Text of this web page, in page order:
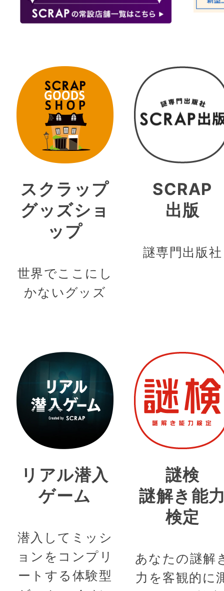
スクラップ
グッズショ
ップ
世界でここにし
かないグッズ
SCRAP
出版
謎専門出版社
リアル潜入
ゲーム
潜入してミッシ
ョンをコンプリ
ートする体験型
謎検
謎解き能
検定
あなたの謎解
力を客観的に